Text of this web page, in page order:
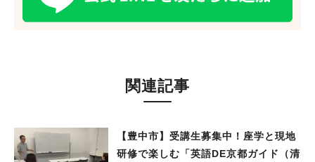
関連記事
【豊中市】受講生募集中！座学と現地
研修で楽しむ「英語DE京都ガイド（清